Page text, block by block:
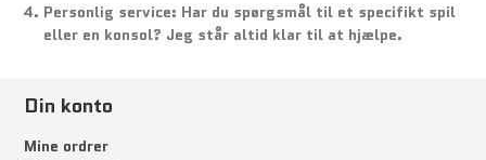
Personlig service: Har du spørgsmål til et specifikt spil
eller en konsol? Jeg står altid klar til at hjælpe.
Din konto
Mine ordrer